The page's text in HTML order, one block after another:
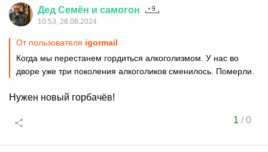
Дед Семён и самогон
10:53, 28.08.2024
От пользователя igormail
Когда мы перестанем гордиться алкоголизмом. У нас во
дворе уже три поколения алкоголиков сменилось. Померли.
Нужен новый горбачёв!
1 /0